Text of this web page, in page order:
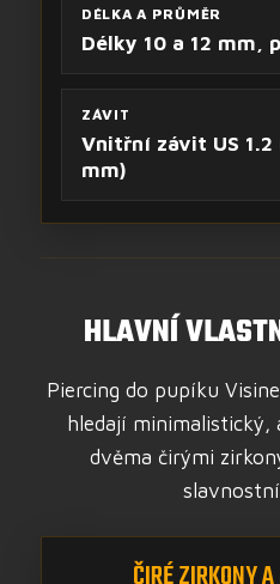
DÉLKA A PRŮMĚR
Délky 10 a 12 mm,
ZÁVIT
Vnitřní závit US 1.2
mm)
HLAVNÍ
Piercing do pupíku
hledají
dvěma čirými